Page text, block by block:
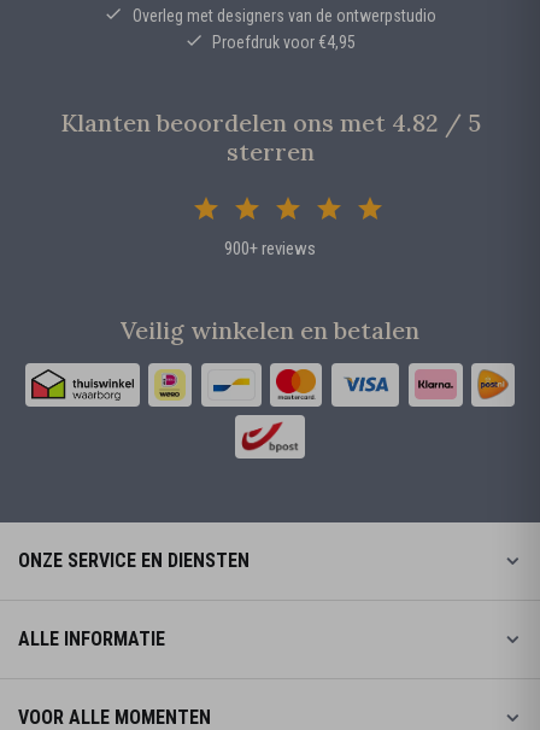
Overleg met designers van de ontwerpstudio
Proefdruk voor €4,95
Klanten beoordelen ons met 4.82 / 5
sterren
900+ reviews
Veilig winkelen en betalen
ONZE SERVICE EN DIENSTEN
ALLE INFORMATIE
VOOR ALLE MOMENTEN